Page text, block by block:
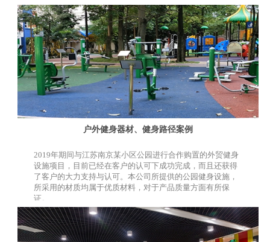
户外健身器材、健身路径案例
2019年期间与江苏南京某小区公园进行合作购置的外贸健身
设施项目，目前已经在客户的认可下成功完成，而且还获得
了客户的大力支持与认可。本公司所提供的公园健身设施，
所采用的材质均属于优质材料，对于产品质量方面有所保
证。